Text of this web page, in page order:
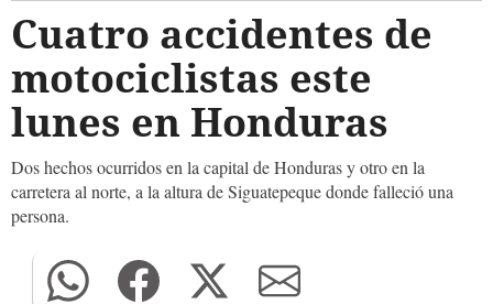
Cuatro accidentes de
motociclistas este
lunes en Honduras
Dos hechos ocurridos en la capital de Honduras y otro en la
carretera al norte, a la altura de Siguatepeque donde falleció una
persona.